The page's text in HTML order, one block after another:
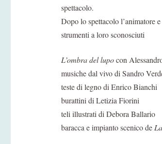
spettacolo.
Dopo lo spettacolo l’animatore
strumenti a loro sconosciuti
L’ombra del lupocon
musiche dal vivo di Sandro
teste di legno di Enrico Bianchi
burattini di Letizia Fiorini
teli illustrati di Debora Ballario
baracca e impianto scenico de